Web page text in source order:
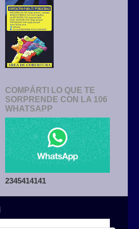
COMPÁRTI LO QUE TE
SORPRENDE CON LA 106
WHATSAPP
2345414141